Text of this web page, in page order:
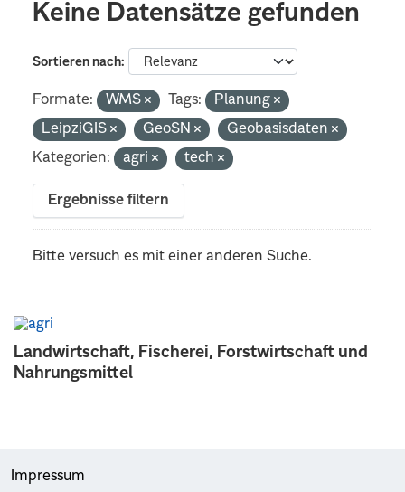
Landwirtschaft, Fischerei, Forstwirtschaft und
Nahrungsmittel
Keine Datensätze gefunden
Sortieren nach
Formate: WMS Tags:
Planung
LeipziGIS
GeoSN
Geobasisdaten
Kategorien:
agri tech
Ergebnisse filtern
Bitte versuch es mit einer anderen Suche.
Impressum